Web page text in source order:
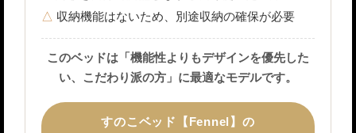
収納機能はないため、別途収納の確保が必要
このベッドは「機能性よりもデザインを優先した
い、こだわり派の方」に最適なモデルです。
すのこベッド【Fennel】の